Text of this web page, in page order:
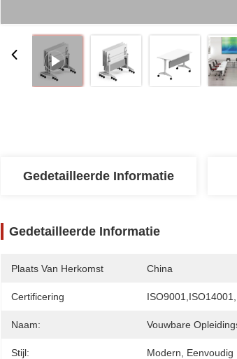
Gedetailleerde Informatie
Gedetailleerde Informatie
Plaats Van Herkomst China
Certificering
Naam: Vouwbare
Stijl: Modern, Eenvoudig